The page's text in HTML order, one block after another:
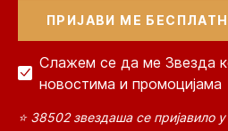
Слажем се да ме Звезда
новостима и промоцијама
⭐ 38502 звездаша се пријавило